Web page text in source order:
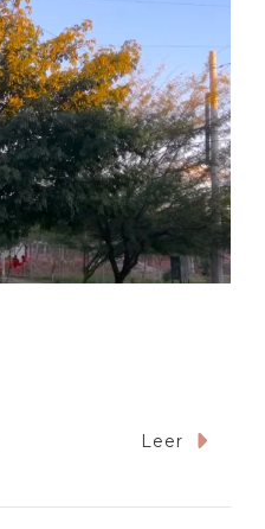
Leer